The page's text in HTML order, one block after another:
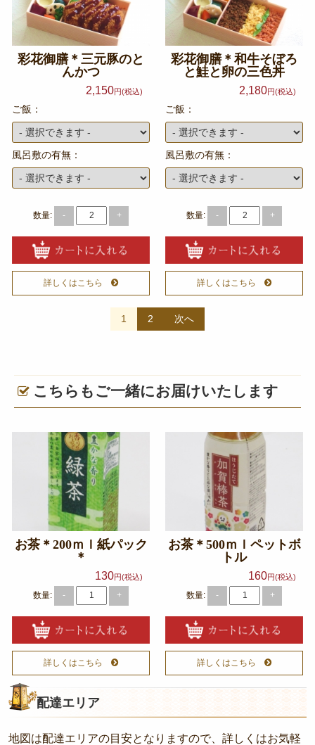
彩花御膳＊三元豚のと
んかつ
2,150円(税込)
ご飯：
風呂敷の有無：
数量: - +
詳しくはこちら
彩花御膳＊和牛そぼろ
と鮭と卵の三色丼
2,180円(税込)
ご飯：
風呂敷の有無：
数量: - +
詳しくはこちら
ビ
ゲ
シ
1 2 次へ
こちらもご一緒にお届けいたします
お茶＊200ｍｌ紙パック
＊
130円(税込)
数量: - +
詳しくはこちら
お茶＊500ｍｌペットボ
トル
160円(税込)
数量: - +
詳しくはこちら
配達エリア
地図は配達エリアの目安となりますので、詳しくはお気軽